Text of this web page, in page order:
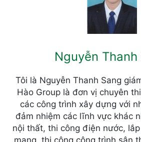
Nguyễn Thanh
Tôi là Nguyễn Thanh Sang
Hào Group là đơn vị chuyên
các công trình xây dựng với
đảm nhiệm các lĩnh vực khác
nội thất, thi công điện nước,
mạng, thi công công trình sân